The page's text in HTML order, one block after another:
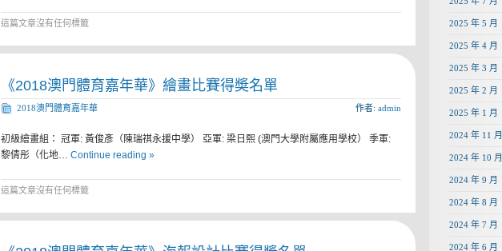
這篇文章沒有任何標籤
《2018澳門體育嘉年華》繪畫比賽得奬名單
2018澳門體育嘉年華 作者: admin
初級繪畫組： 冠軍: 黃俊彥（陳瑞祺永援中學） 亞軍: 梁日熙 (澳門大學附屬應用學校） 季軍:
黎倩彤（化地… Continue reading »
這篇文章沒有任何標籤
2025 年 5 月
2025 年 4 月
2025 年 3 月
2025 年 2 月
2025 年 1 月
2024 年 11 月
2024 年 10 月
2024 年 9 月
2024 年 8 月
2024 年 7 月
2024 年 6 月